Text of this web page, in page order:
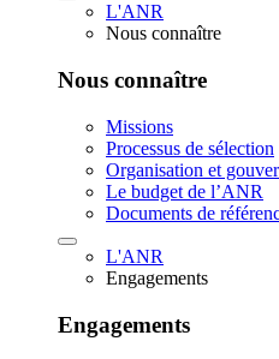
L'ANR
Nous connaître
Nous connaître
Missions
Processus de sélection
Organisation et
Le budget de l’ANR
Documents de
L'ANR
Engagements
Engagements